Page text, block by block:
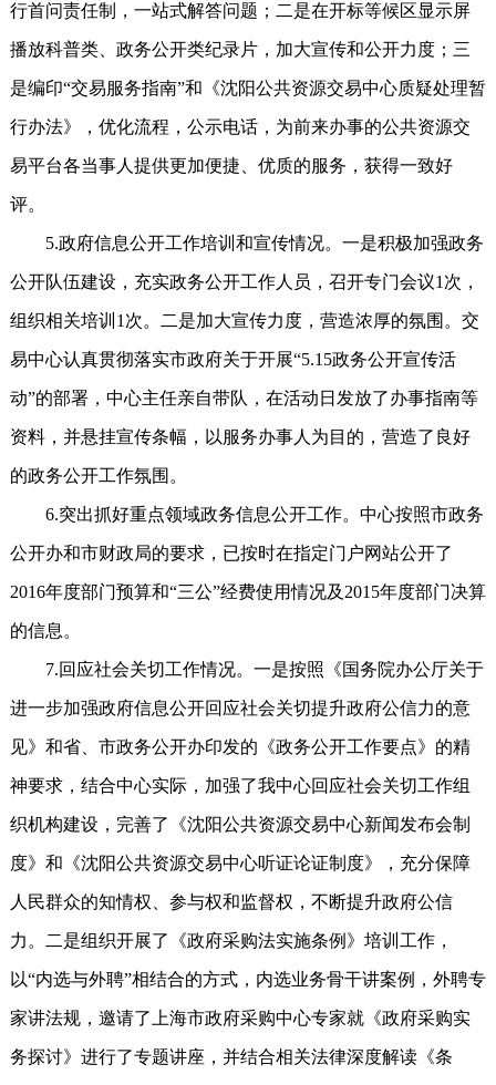
行首问责任制，一站式解答问题；二是在开标等候区显示屏
播放科普类、政务公开类纪录片，加大宣传和公开力度；三
是编印“交易服务指南”和《沈阳公共资源交易中心质疑处理暂
行办法》，优化流程，公示电话，为前来办事的公共资源交
易平台各当事人提供更加便捷、优质的服务，获得一致好
评。
5.政府信息公开工作培训和宣传情况。一是积极加强政务
公开队伍建设，充实政务公开工作人员，召开专门会议1次，
组织相关培训1次。二是加大宣传力度，营造浓厚的氛围。交
易中心认真贯彻落实市政府关于开展“5.15政务公开宣传活
动”的部署，中心主任亲自带队，在活动日发放了办事指南等
资料，并悬挂宣传条幅，以服务办事人为目的，营造了良好
的政务公开工作氛围。
6.突出抓好重点领域政务信息公开工作。中心按照市政务
公开办和市财政局的要求，已按时在指定门户网站公开了
2016年度部门预算和“三公”经费使用情况及2015年度部门决算
的信息。
7.回应社会关切工作情况。一是按照《国务院办公厅关于
进一步加强政府信息公开回应社会关切提升政府公信力的意
见》和省、市政务公开办印发的《政务公开工作要点》的精
神要求，结合中心实际，加强了我中心回应社会关切工作组
织机构建设，完善了《沈阳公共资源交易中心新闻发布会制
度》和《沈阳公共资源交易中心听证论证制度》，充分保障
人民群众的知情权、参与权和监督权，不断提升政府公信
力。二是组织开展了《政府采购法实施条例》培训工作，
以“内选与外聘”相结合的方式，内选业务骨干讲案例，外聘专
家讲法规，邀请了上海市政府采购中心专家就《政府采购实
务探讨》进行了专题讲座，并结合相关法律深度解读《条